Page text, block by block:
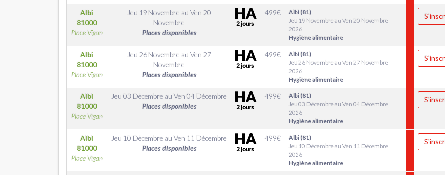
Albi
81000
Place Vigan
Jeu 19 Novembre auVen 20
Novembre
Places disponibles
499€
Albi (81)
Jeu 19 Novembre au Ven 20 Novembre
2026
Hygiène alimentaire
Albi
81000
Place Vigan
Jeu 26 Novembre auVen 27
Novembre
Places disponibles
499€
Albi (81)
Jeu 26 Novembre au Ven 27 Novembre
2026
Hygiène alimentaire
Albi
81000
Place Vigan
Jeu 03 Décembre auVen 04 Décembre
Places disponibles
499€
Albi (81)
Jeu 03 Décembre au Ven 04 Décembre
2026
Hygiène alimentaire
Albi
81000
Place Vigan
Jeu 10 Décembre auVen 11 Décembre
Places disponibles
499€
Albi (81)
Jeu 10 Décembre au Ven 11 Décembre
2026
Hygiène alimentaire